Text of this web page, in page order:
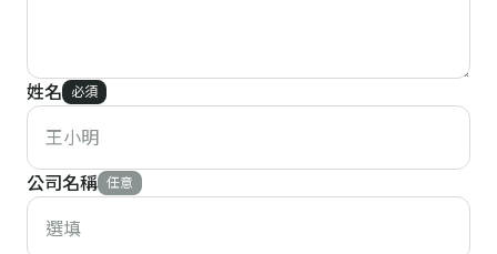
姓名 必須
公司名稱 任意